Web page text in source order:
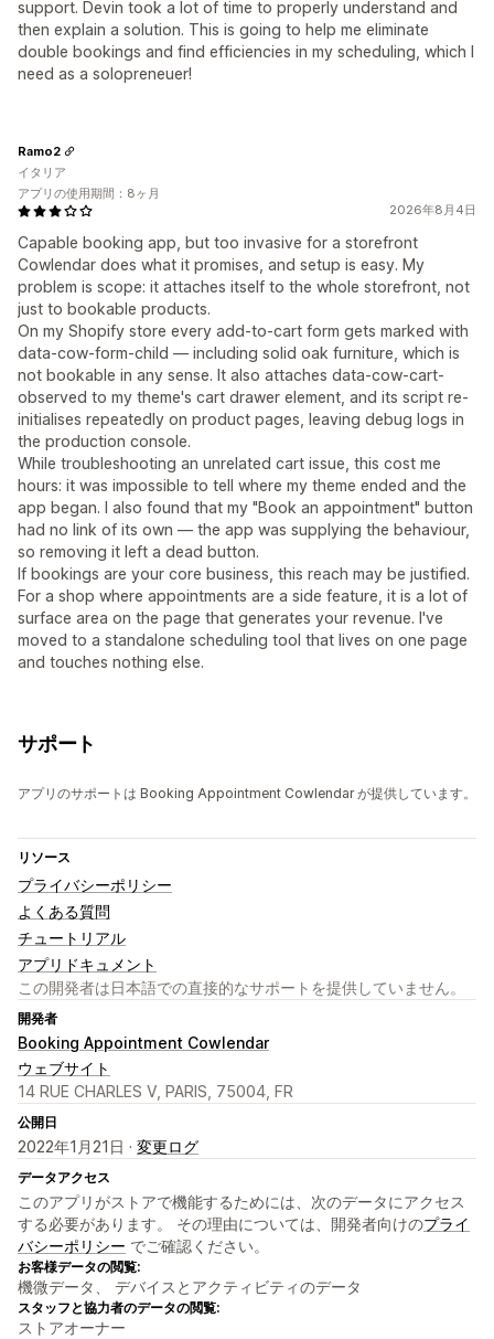
support. Devin took a lot of time to properly understand and
then explain a solution. This is going to help me eliminate
double bookings and find efficiencies in my scheduling, which I
need as a solopreneuer!
2026年8月4日
Capable booking app, but too invasive for a storefront
Cowlendar does what it promises, and setup is easy. My
problem is scope: it attaches itself to the whole storefront, not
just to bookable products.
On my Shopify store every add-to-cart form gets marked with
data-cow-form-child — including solid oak furniture, which is
not bookable in any sense. It also attaches data-cow-cart-
observed to my theme's cart drawer element, and its script re-
initialises repeatedly on product pages, leaving debug logs in
the production console.
While troubleshooting an unrelated cart issue, this cost me
hours: it was impossible to tell where my theme ended and the
app began. I also found that my "Book an appointment" button
had no link of its own — the app was supplying the behaviour,
so removing it left a dead button.
If bookings are your core business, this reach may be justified.
For a shop where appointments are a side feature, it is a lot of
surface area on the page that generates your revenue. I've
moved to a standalone scheduling tool that lives on one page
and touches nothing else.
Ramo2
イタリア
アプリの使用期間：8ヶ月
サポート
アプリのサポートは Booking Appointment Cowlendar が提供しています。
リソース
プライバシーポリシー
よくある質問
チュートリアル
アプリドキュメント
この開発者は日本語での直接的なサポートを提供していません。
開発者
Booking Appointment Cowlendar
ウェブサイト
14 RUE CHARLES V, PARIS, 75004, FR
公開日
2022年1月21日 · 変更ログ
データアクセス
このアプリがストアで機能するためには、次のデータにアクセス
する必要があります。 その理由については、開発者向けのプライ
バシーポリシー でご確認ください。
お客様データの閲覧:
機微データ、 デバイスとアクティビティのデータ
スタッフと協力者のデータの閲覧:
ストアオーナー